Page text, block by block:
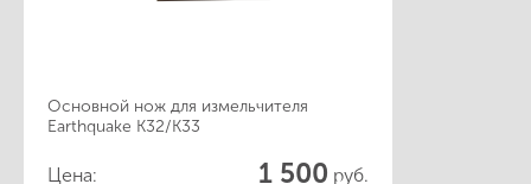
Основной нож для измельчителя
Earthquake K32/K33
Цена: 1 500 руб.